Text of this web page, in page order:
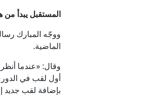
المستقبل يبدأ من
ووجّه المبارك
الماضية.
أول لقب في الدوري
بإضافة لقب جديد